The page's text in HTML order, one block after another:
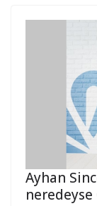
Ayhan
neredeyse